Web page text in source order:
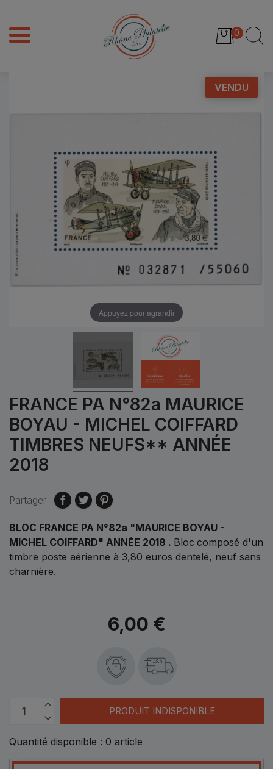
0
VENDU
Appuyez pour agrandir
FRANCE PA N°82a MAURICE
BOYAU - MICHEL COIFFARD
TIMBRES NEUFS** ANNÉE
2018
Partager
BLOC FRANCE PA N°82a "MAURICE BOYAU -
MICHEL COIFFARD" ANNÉE 2018 . Bloc composé d'un
timbre poste aérienne à 3,80 euros dentelé, neuf sans
charnière.
6,00 €
48h
PRODUIT INDISPONIBLE
Quantité disponible : 0 article